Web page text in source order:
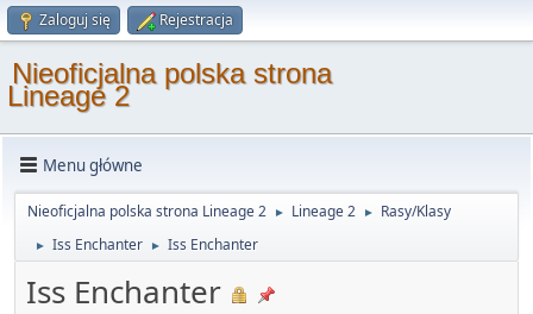
Zaloguj się Rejestracja
Nieoficjalna polska strona
Lineage 2
Menu główne
Nieoficjalna polska strona Lineage 2 ► Lineage 2 ► Rasy/Klasy
► Iss Enchanter ► Iss Enchanter
Iss Enchanter